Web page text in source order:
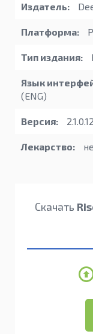
Издатель:
Платформа:
Тип издания:
Язык
(ENG)
Версия: 2.1.0.12
Лекарство:
Скачать